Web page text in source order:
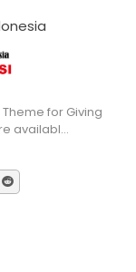
for Giving
availabl…